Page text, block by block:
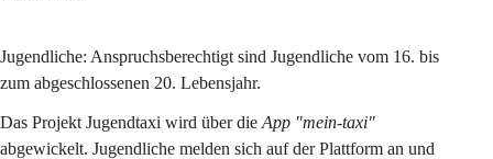
Jugendliche: Anspruchsberechtigt sind Jugendliche vom 16. bis
zum abgeschlossenen 20. Lebensjahr.
Das Projekt Jugendtaxi wird über die App "mein-taxi"
abgewickelt. Jugendliche melden sich auf der Plattform an und